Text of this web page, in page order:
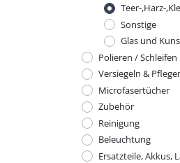
Teer-,Harz-
Sonstige
Glas und
Polieren / Schleifen
Versiegeln &
Microfasertücher
Zubehör
Reinigung
Beleuchtung
Ersatzteile, Akkus,